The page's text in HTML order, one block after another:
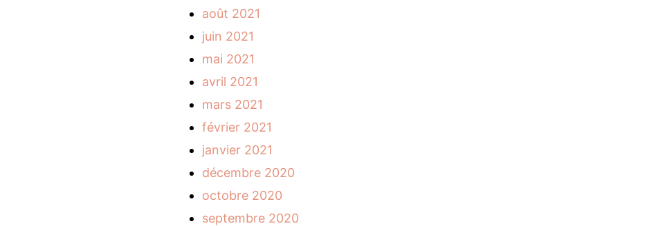
août 2021
juin 2021
mai 2021
avril 2021
mars 2021
février 2021
janvier 2021
décembre 2020
octobre 2020
septembre 2020